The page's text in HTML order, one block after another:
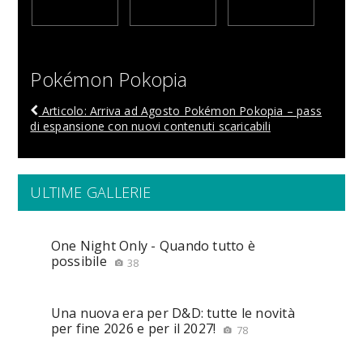
Pokémon Pokopia
Articolo: Arriva ad Agosto Pokémon Pokopia – pass
di espansione con nuovi contenuti scaricabili
ULTIME GALLERIE
One Night Only - Quando tutto è
possibile
38
Una nuova era per D&D: tutte le novità
per fine 2026 e per il 2027!
78